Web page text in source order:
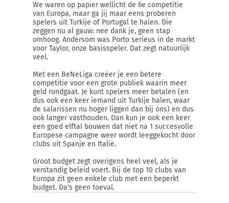
We waren op papier wellicht de 6e competitie
van Europa, maar ga jij maar eens proberen
spelers uit Turkije of Portugal te halen. Die
zeggen nu al gauw: nee dank je, geen stap
omhoog. Andersom was Porto serieus in de markt
voor Taylor, onze basisspeler. Dat zegt natuurlijk
veel.
Met een BeNeLiga creëer je een betere
competitie voor een grote publiek waarin meer
geld rondgaat. Je kunt spelers meer betalen (en
dus ook een keer iemand uit Turkije halen, waar
de salarissen nu hoger liggen dan bij ons) en dus
ook langer vasthouden. Dan kun je ook een keer
een goed elftal bouwen dat niet na 1 succesvolle
Europese campagne weer wordt leeggekocht door
clubs uit Spanje en Italië.
Groot budget zegt overigens heel veel, als je
verstandig beleid voert. Bij de top 10 clubs van
Europa zit geen enkele club met een beperkt
budget. Da's geen toeval.